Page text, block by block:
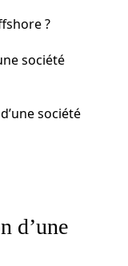
?
société
société
d’une